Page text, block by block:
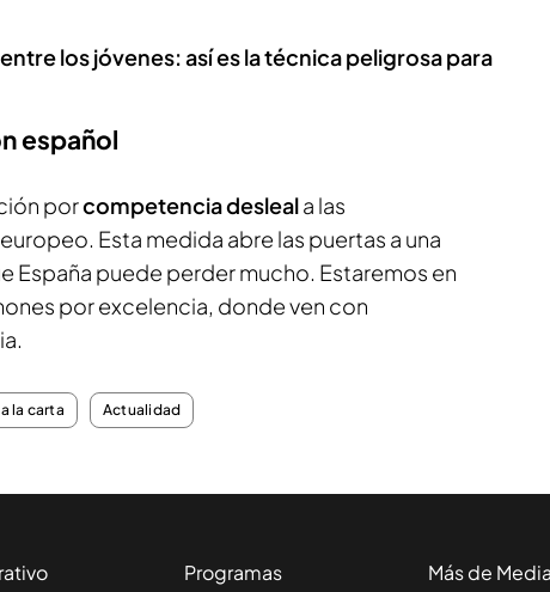
los jóvenes: así es la técnica peligrosa para
español
porcompetencia desleala las
Esta medida abre las puertas a una
España puede perder mucho. Estaremos en
por excelencia, donde ven con
la carta Actualidad
Programas Más de